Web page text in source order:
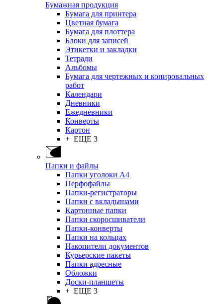
Бумажная продукция
Бумага для принтера
Цветная бумага
Бумага для плоттера
Блоки для записей
Этикетки и закладки
Тетради
Альбомы
Бумага для чертежных и копировальных
работ
Календари
Дневники
Ежедневники
Конверты
Картон
+ ЕЩЕ 3
Папки и файлы
Папки уголоки А4
Перфофайлы
Папки-регистраторы
Папки с вкладышами
Картонные папки
Папки скоросшиватели
Папки-конверты
Папки на кольцах
Накопители документов
Курьерские пакеты
Папки адресные
Обложки
Доски-планшеты
+ ЕЩЕ 3